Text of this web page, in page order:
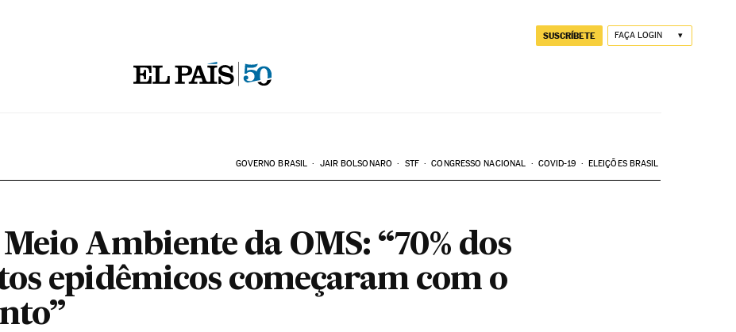
SUSCRÍBETE FAÇA LOGIN
GOVERNO BRASIL JAIR BOLSONARO STF CONGRESSO NACIONAL COVID-19 ELEIÇÕES BRASIL
Ambiente da OMS: “70% dos
epidêmicos começaram com o